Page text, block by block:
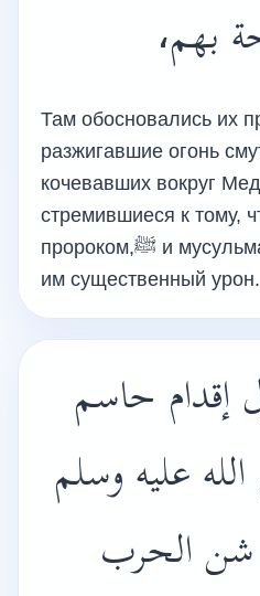
بهم،
Там обосновались их
разжигавшие огонь
кочевавших вокруг
стремившиеся к тому,
пророком,ﷺ и мусульманами или нанести
им существенный урон.
إقدام حاسم
عليه وسلم
شن الحرب